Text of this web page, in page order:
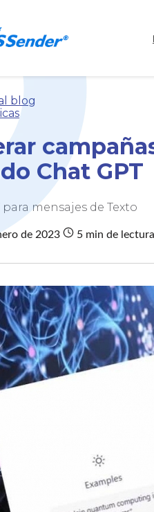
blog
Chat GPT
para mensajes de Texto
de 2023 5 min de lectura